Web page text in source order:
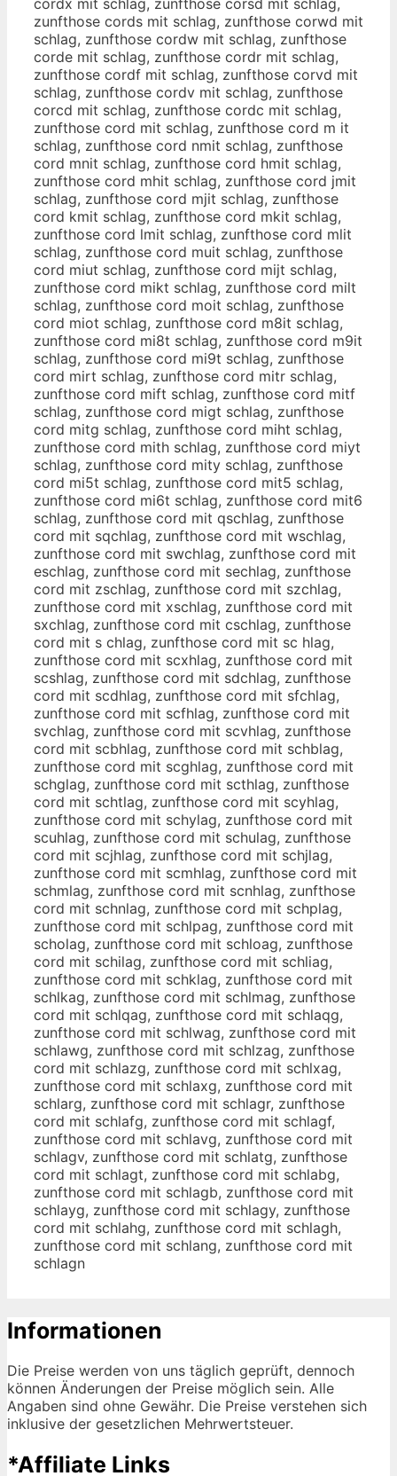
Informationen
Die Preise werden von uns täglich geprüft, dennoch
können Änderungen der Preise möglich sein. Alle
Angaben sind ohne Gewähr. Die Preise verstehen sich
inklusive der gesetzlichen Mehrwertsteuer.
*Affiliate Links